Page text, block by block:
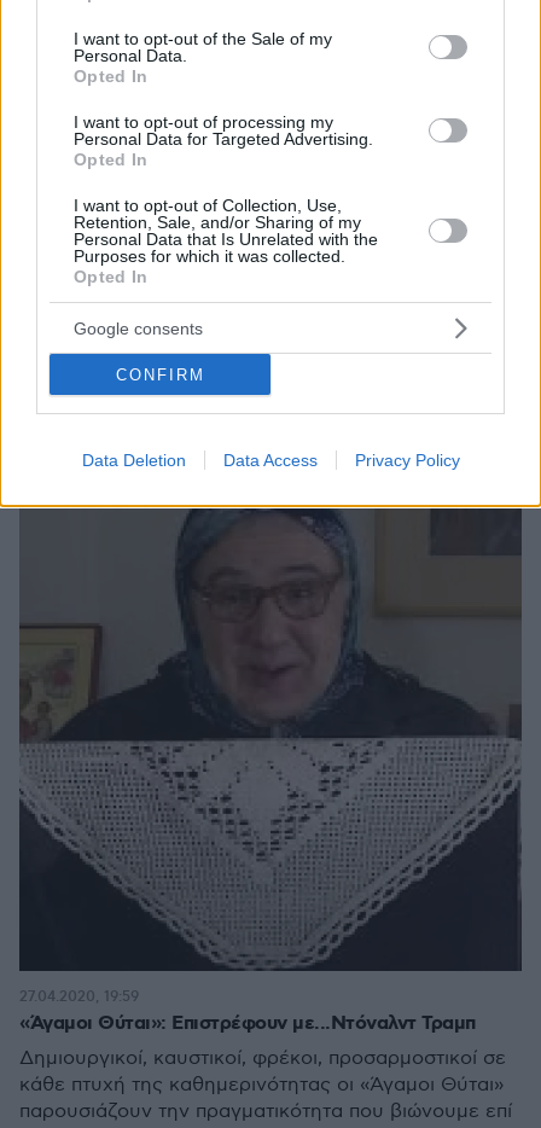
use your data for below specified purposes in below Google
consent section.
I want to opt-out of the Sale of my
Personal Data.
Opted In
I want to opt-out of processing my
Personal Data for Targeted Advertising.
Opted In
I want to opt-out of Collection, Use,
Retention, Sale, and/or Sharing of my
Personal Data that Is Unrelated with the
Purposes for which it was collected.
Opted In
Google consents
CONFIRM
Data Deletion Data Access Privacy Policy
Οι «Άγαμοι Θύται» επιστρέφουν στην Θεσσαλονίκη
μετά από 7 χρόνια
Το «BEST ΩΧ…» του Ιεροκλή Μιχαηλίδη από 17
«Άγαμοι Θύται»: Επιστρέφουν με...Ντόναλντ Τραμπ
Δημιουργικοί, καυστικοί, φρέκοι, προσαρμοστικοί σε
κάθε πτυχή της καθημερινότητας οι «Άγαμοι Θύται»
παρουσιάζουν την πραγματικότητα που βιώνουμε επί
27.04.2020, 19:59